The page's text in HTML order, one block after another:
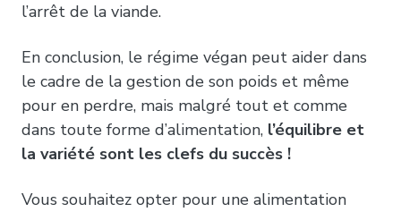
l’arrêt de la viande.
En conclusion, le régime végan peut aider dans
le cadre de la gestion de son poids et même
pour en perdre, mais malgré tout et comme
dans toute forme d’alimentation, l’équilibre et
la variété sont les clefs du succès !
Vous souhaitez opter pour une alimentation